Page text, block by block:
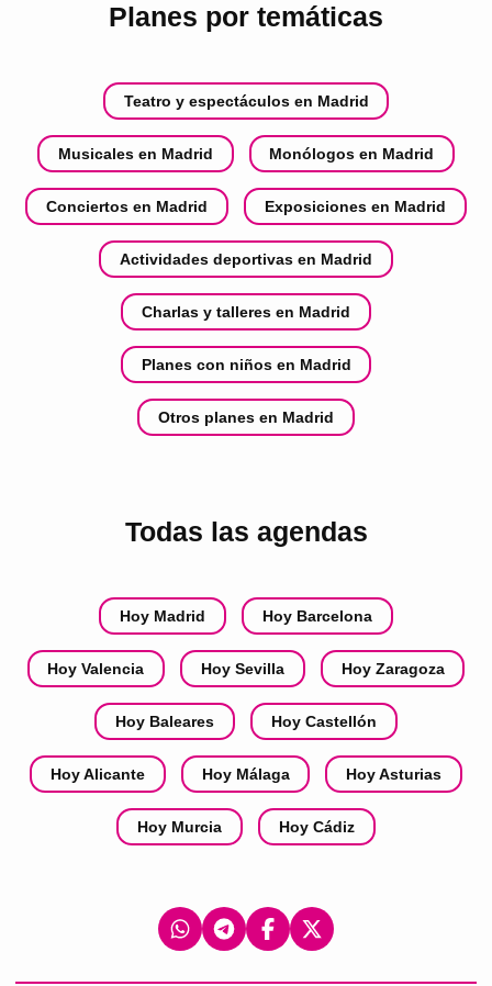
Planes por temáticas
Teatro y espectáculos en Madrid
Musicales en Madrid Monólogos en Madrid
Conciertos en Madrid Exposiciones en Madrid
Actividades deportivas en Madrid
Charlas y talleres en Madrid
Planes con niños en Madrid
Otros planes en Madrid
Todas las agendas
Hoy Madrid Hoy Barcelona
Hoy Valencia Hoy Sevilla Hoy Zaragoza
Hoy Baleares Hoy Castellón
Hoy Alicante Hoy Málaga Hoy Asturias
Hoy Murcia Hoy Cádiz